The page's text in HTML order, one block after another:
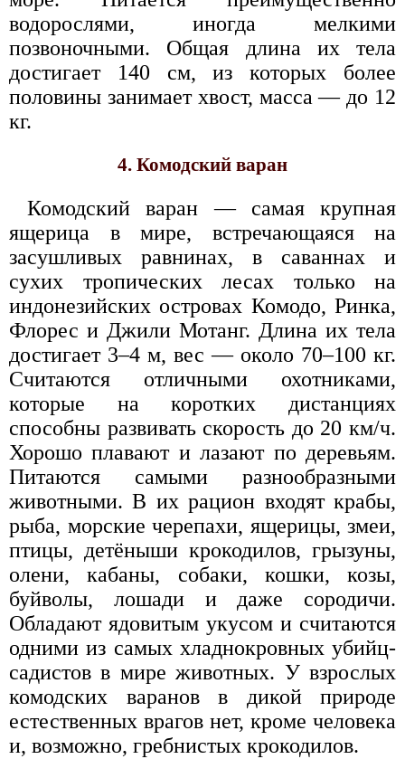
водорослями, иногда мелкими
позвоночными. Общая длина их тела
достигает 140 см, из которых более
половины занимает хвост, масса — до 12
кг.
4. Комодский варан
Комодский варан — самая крупная
ящерица в мире, встречающаяся на
засушливых равнинах, в саваннах и
сухих тропических лесах только на
индонезийских островах Комодо, Ринка,
Флорес и Джили Мотанг. Длина их тела
достигает 3–4 м, вес — около 70–100 кг.
Считаются отличными охотниками,
которые на коротких дистанциях
способны развивать скорость до 20 км/ч.
Хорошо плавают и лазают по деревьям.
Питаются самыми разнообразными
животными. В их рацион входят крабы,
рыба, морские черепахи, ящерицы, змеи,
птицы, детёныши крокодилов, грызуны,
олени, кабаны, собаки, кошки, козы,
буйволы, лошади и даже сородичи.
Обладают ядовитым укусом и считаются
одними из самых хладнокровных убийц-
садистов в мире животных. У взрослых
комодских варанов в дикой природе
естественных врагов нет, кроме человека
и, возможно, гребнистых крокодилов.